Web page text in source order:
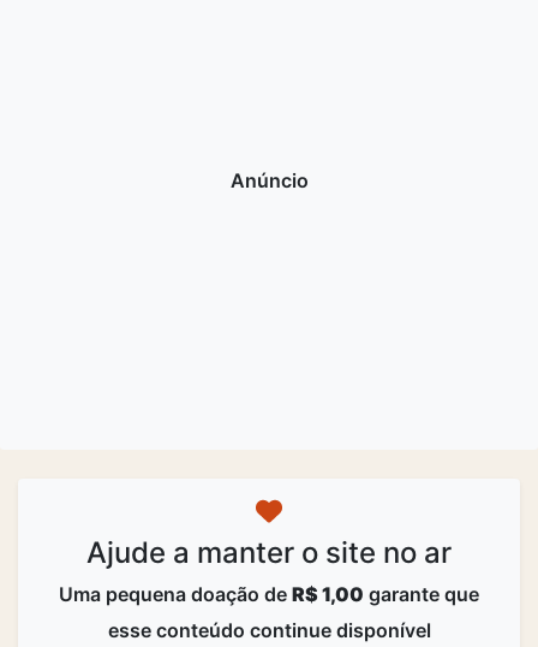
Ajude a manter o site no ar
Uma pequena doação de R$ 1,00 garante que
esse conteúdo continue disponível